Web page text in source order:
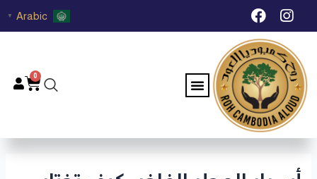
تخطي I
n
s
t
a
g
r
a
m
F
a
c
e
b
o
o
k
Arabic
▼
Menu
0
Post
navigation